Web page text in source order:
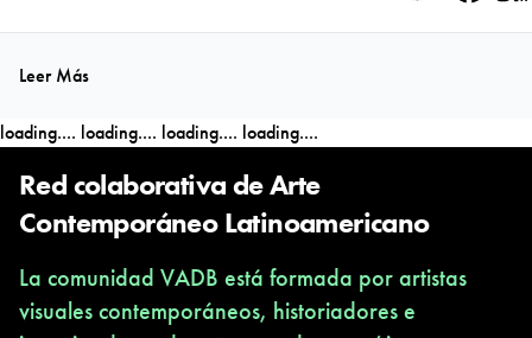
Twitter
Leer Más
loading.... loading.... loading.... loading....
Red colaborativa de Arte
Contemporáneo Latinoamericano
La comunidad VADB está formada por artistas
visuales contemporáneos, historiadores e